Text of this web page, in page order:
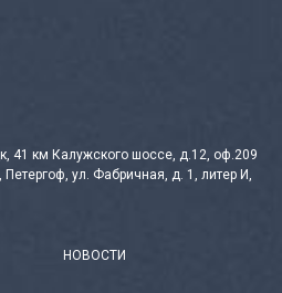
41 км Калужского шоссе, д.12, оф.209
Петергоф, ул. Фабричная, д. 1, литер И,
НОВОСТИ